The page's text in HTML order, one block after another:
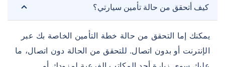
كيف أتحقق من حالة تأمين سيارتي؟
يمكنك إما التحقق من حالة خطة التأمين الخاصة بك عبر
الإنترنت أو بدون اتصال. للتحقق من الحالة دون اتصال، ما